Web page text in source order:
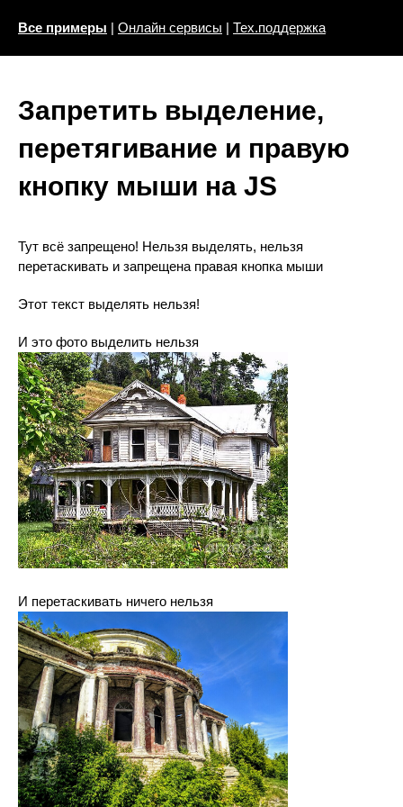
Все примеры | Онлайн сервисы | Тех.поддержка
Запретить выделение,
перетягивание и правую
кнопку мыши на JS
Тут всё запрещено! Нельзя выделять, нельзя
перетаскивать и запрещена правая кнопка мыши
Этот текст выделять нельзя!
И это фото выделить нельзя
И перетаскивать ничего нельзя